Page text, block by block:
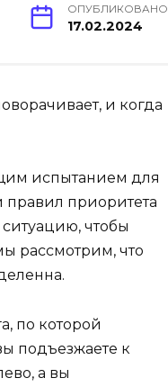
ОПУБЛИКОВАНО
17.02.2024
испытанием для
правил приоритета
чтобы
рассмотрим, что
по которой
подъезжаете к
а вы